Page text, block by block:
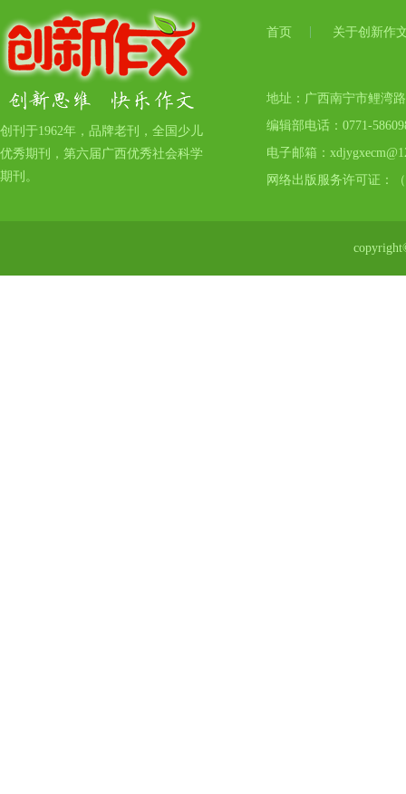
创刊于1962年，品牌老刊，全国少儿
优秀期刊，第六届广西优秀社会科学
期刊。
首页 关于创新作
地址：广西南宁市鲤湾
编辑部电话：0771-
电子邮箱：
网络出版服务许可证：